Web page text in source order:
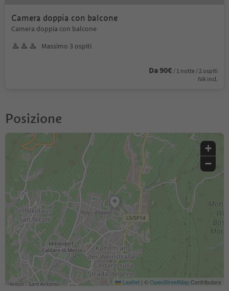
Camera doppia con balcone
Camera doppia con balcone
Massimo 3 ospiti
Da 90€ / 1 notte / 2 ospiti
IVA incl.
Posizione
+
−
Leaflet | ©OpenStreetMapContributors